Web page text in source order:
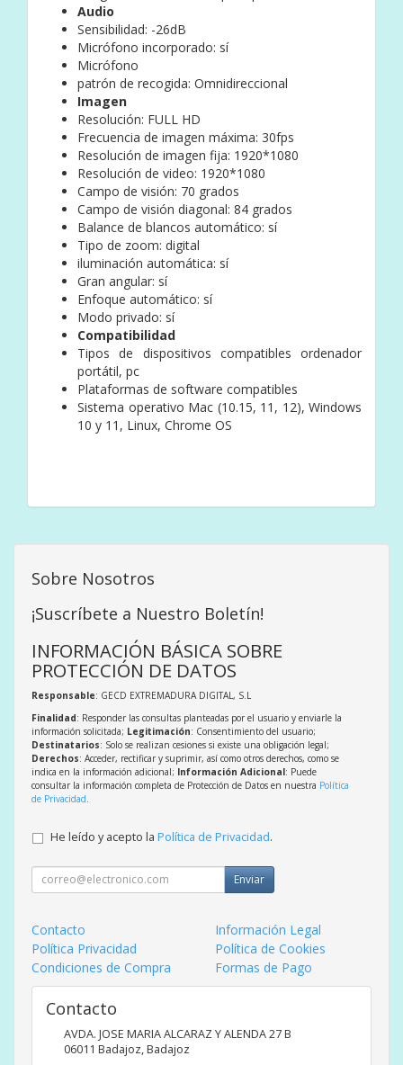
Audio
Sensibilidad: -26dB
Micrófono incorporado: sí
Micrófono
patrón de recogida: Omnidireccional
Imagen
Resolución: FULL HD
Frecuencia de imagen máxima: 30fps
Resolución de imagen fija: 1920*1080
Resolución de video: 1920*1080
Campo de visión: 70 grados
Campo de visión diagonal: 84 grados
Balance de blancos automático: sí
Tipo de zoom: digital
iluminación automática: sí
Gran angular: sí
Enfoque automático: sí
Modo privado: sí
Compatibilidad
Tipos de dispositivos compatibles ordenador
portátil, pc
Plataformas de software compatibles
Sistema operativo Mac (10.15, 11, 12), Windows
10 y 11, Linux, Chrome OS
Sobre Nosotros
¡Suscríbete a Nuestro Boletín!
INFORMACIÓN BÁSICA SOBRE
PROTECCIÓN DE DATOS
Responsable: GECD EXTREMADURA DIGITAL, S.L
Finalidad: Responder las consultas planteadas por el usuario y enviarle la
información solicitada; Legitimación: Consentimiento del usuario;
Destinatarios: Solo se realizan cesiones si existe una obligación legal;
Derechos: Acceder, rectificar y suprimir, así como otros derechos, como se
indica en la información adicional; Información Adicional: Puede
consultar la información completa de Protección de Datos en nuestra Política
de Privacidad
He leído y acepto la Política de Privacidad.
Enviar
Contacto
Información Legal
Política Privacidad
Política de Cookies
Condiciones de Compra
Formas de Pago
Contacto
AVDA. JOSE MARIA ALCARAZ Y ALENDA 27 B
06011 Badajoz,Badajoz